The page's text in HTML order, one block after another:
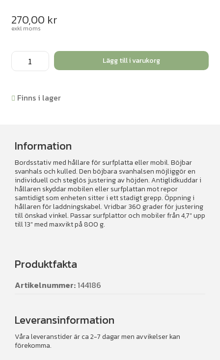
270,00 kr
exkl moms
Surfplattehållare
bord
Lägg till i varukorg
Finns i lager
Information
Bordsstativ med hållare för surfplatta eller mobil. Böjbar
svanhals och kulled. Den böjbara svanhalsen möjliggör en
individuell och steglös justering av höjden. Antiglidkuddar i
hållaren skyddar mobilen eller surfplattan mot repor
samtidigt som enheten sitter i ett stadigt grepp. Öppning i
hållaren för laddningskabel. Vridbar 360 grader för justering
till önskad vinkel. Passar surfplattor och mobiler från 4,7" upp
till 13" med maxvikt på 800 g.
Produktfakta
Artikelnummer:144186
Leveransinformation
Våra leveranstider är ca 2-7 dagar men avvikelser kan
förekomma.